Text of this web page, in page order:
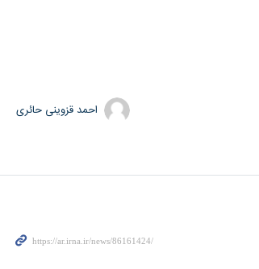
احمد قزوینی حائری